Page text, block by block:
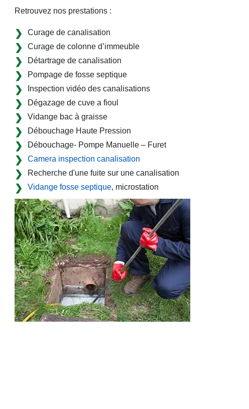
Retrouvez nos prestations :
Curage de canalisation
Curage de colonne d’immeuble
Détartrage de canalisation
Pompage de fosse septique
Inspection vidéo des canalisations
Dégazage de cuve a fioul
Vidange bac à graisse
Débouchage Haute Pression
Débouchage- Pompe Manuelle – Furet
Camera inspection canalisation
Recherche d'une fuite sur une canalisation
Vidange fosse septique, microstation